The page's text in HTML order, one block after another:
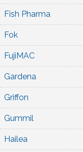
Fish Pharma
Fok
FujiMAC
Gardena
Griffon
Gummil
Hailea